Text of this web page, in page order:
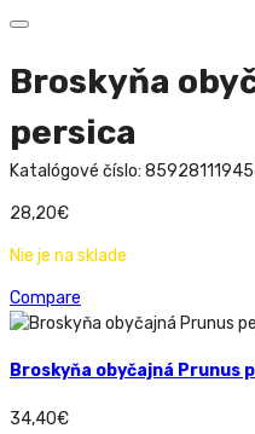
Broskyňa
persica
Katalógové číslo:
28,20€
Nie je na sklade
Compare
Broskyňa obyčajná Prunus
34,40€